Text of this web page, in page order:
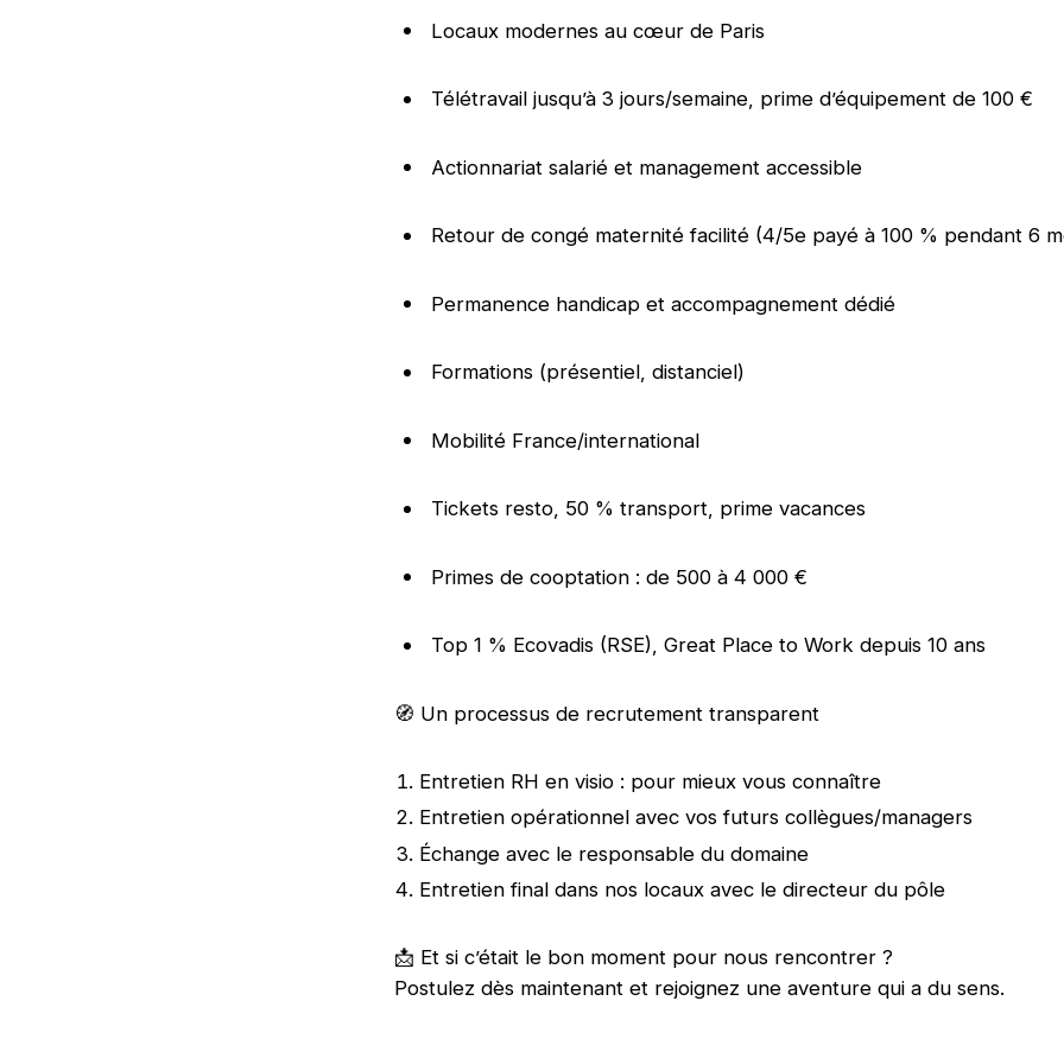
Locaux modernes au cœur de Paris
Télétravail jusqu’à 3 jours/semaine, prime d’équipement de 100 €
Actionnariat salarié et management accessible
Retour de congé maternité facilité (4/5e payé à 100 % pendant 6
Permanence handicap et accompagnement dédié
Formations (présentiel, distanciel)
Mobilité France/international
Tickets resto, 50 % transport, prime vacances
Primes de cooptation : de 500 à 4 000 €
Top 1 % Ecovadis (RSE), Great Place to Work depuis 10 ans
🧭 Un processus de recrutement transparent
Entretien RH en visio : pour mieux vous connaître
Entretien opérationnel avec vos futurs collègues/managers
Échange avec le responsable du domaine
Entretien final dans nos locaux avec le directeur du pôle
📩 Et si c’était le bon moment pour nous rencontrer ?
Postulez dès maintenant et rejoignez une aventure qui a du sens.